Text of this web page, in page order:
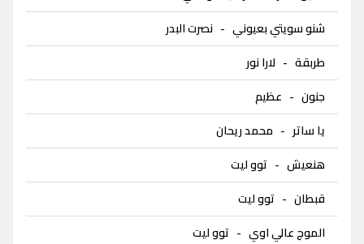
شنو سويتي بعيوني - نصرت البدر
طربقة - لارا نور
جنون - عظيم
يا ساتر - محمد ريحان
هنعيش - توو ليت
قبطان - توو ليت
الموج عالي اوي - توو ليت